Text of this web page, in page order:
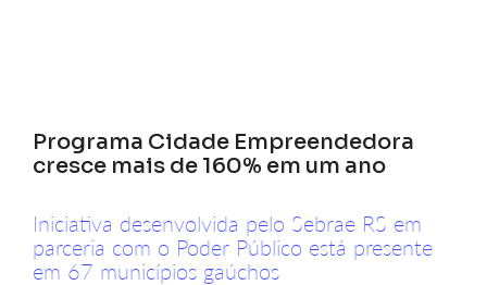
Programa Cidade Empreendedora
cresce mais de 160% em um ano
Iniciativa desenvolvida pelo Sebrae RS em
parceria com o Poder Público está presente
em 67 municípios gaúchos